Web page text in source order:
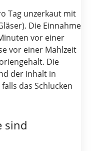
Tag unzerkaut mit
Die Einnahme
vor einer
vor einer Mahlzeit
Die
der Inhalt in
das Schlucken
sind